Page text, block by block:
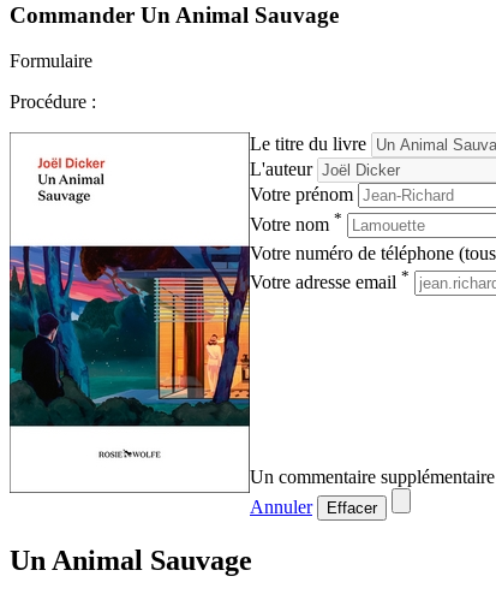
Commander Un Animal Sauvage
Formulaire
Procédure :
Le titre du livre
L'auteur
Votre prénom
Votre nom *
Votre numéro de téléphone
Votre adresse email *
Un commentaire
Annuler
Effacer
Un Animal Sauvage